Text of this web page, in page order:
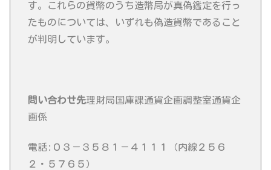
す。これらの貨幣のうち造幣局が真偽鑑定を行っ
たものについては、いずれも偽造貨幣であること
が判明しています。
問い合わせ先理財局国庫課通貨企画調整室通貨企
画係
電話:０３－３５８１－４１１１（内線２５６
２・５７６５）